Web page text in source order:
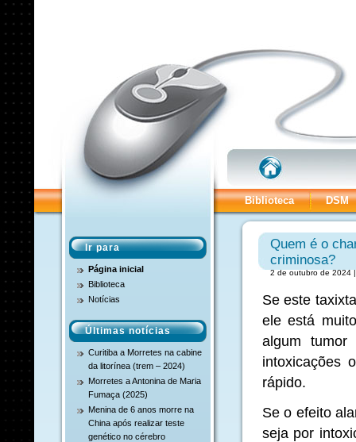
Biblioteca DSM
Ir para
Página inicial
Biblioteca
Notícias
Últimas notícias
Curitiba a Morretes na cabine
da litorínea (trem – 2024)
Morretes a Antonina de Maria
Fumaça (2025)
Menina de 6 anos morre na
China após realizar teste
genético no cérebro
Quem é o
criminosa?
2 de outubro de 2024
Se este
ele está
algum tumor
intoxicações
rápido.
Se o efeito
seja por